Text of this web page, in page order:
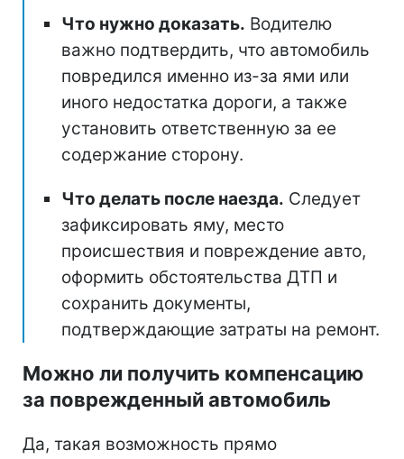
Что нужно доказать. Водителю
важно подтвердить, что автомобиль
повредился именно из-за ями или
иного недостатка дороги, а также
установить ответственную за ее
содержание сторону.
Что делать после наезда. Следует
зафиксировать яму, место
происшествия и повреждение авто,
оформить обстоятельства ДТП и
сохранить документы,
подтверждающие затраты на ремонт.
Можно ли получить компенсацию
за поврежденный автомобиль
Да, такая возможность прямо